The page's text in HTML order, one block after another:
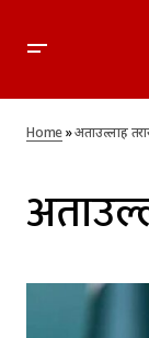
Home»अताउल्लाह